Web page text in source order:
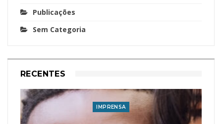
Publicações
Sem Categoria
RECENTES
IMPRENSA